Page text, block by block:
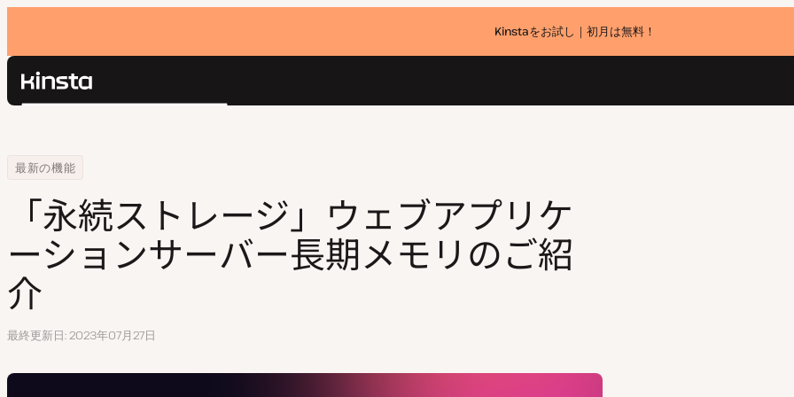
Kinstaをお試し｜初月は無料！
Kinsta®
価格設定
お問い合わせ
検
Home
最新の機能
「永続ストレージ」ウェブアプリケーションサーバー長期メモリのご紹介
「永続ストレージ」ウェブアプリケ
ーションサーバー長期メモリのご紹
介
最終更新日 2023年07月27日